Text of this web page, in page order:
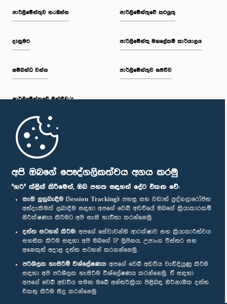
අපි ඔබගේ පෞද්ගලිකත්වය අගය කරමු
"හරි" ක්ලික් කිරීමෙන්, ඔබ පහත සඳහන් දේට එකඟ වේ:
සැසි ලුහුබැඳීම (Session Tracking): පහසු සහ වඩාත් පුද්ගලාරෝපිත
අත්දැකීමක් ලබාදීම සඳහා අපගේ වෙබ් අඩවියේ ඔබගේ ක්‍රියාකාරකම්
නිරීක්ෂණය කිරීමට අපි සැසි භාවිතා කරන්නෙමු.
දත්ත සටහන් කිරීම: අපගේ සේවාවන්හි ආරක්ෂාව සහ ක්‍රියාකාරීත්වය
සහතික කිරීම සඳහා අපි ඔබගේ IP ලිපිනය, උපාංග විස්තර සහ
අනෙකුත් අදාළ දත්ත සටහන් කරගන්නෙමු.
පරිශීලක හැසිරීම් විශ්ලේෂණය: අපගේ වෙබ් අඩවිය වැඩිදියුණු කිරීම
සඳහා අපි පරිශීලක හැසිරීම විශ්ලේෂණය කරන්නෙමු. ඒ සඳහා
අපගේ වෙබ් අඩවිය සමඟ ඔබේ අන්තර්ක්‍රියා පිළිබඳ නිර්නාමික දත්ත
එකතු කිරීම සිදු කරන්නෙමු.
පාර්ලි‌මේන්තුව නරඹන්න
දැනුමට
සම්බන්ධ වන්න
පාර්ලි‌මේන්තුවේ මන්ත්‍රීවරු
මුල් පිටුව
පාර්ලිමේන්තුවේ කටයුතු
පාර්ලිමේන්තු මහලේකම් කාර්යාලය
පාර්ලිමේන්තුව සජීවීව
පාර්ලිමේන්තු ජංගම යෙදුම
අප හා සම්බන්ධ වී සිටින්න :
සම්මාන
පෞද්ගලිකත්ව ප්‍රතිපත්තිය